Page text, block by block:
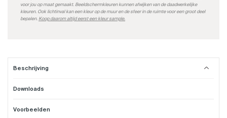
voor jou op maat gemaakt. Beeldschermkleuren kunnen afwijken van de daadwerkelijke
kleuren. Ook lichtinval kan een kleur op de muur en de sfeer in de ruimte voor een groot deel
bepalen. Koop daarom altijd eerst een kleur sample.
Beschrijving
Downloads
Voorbeelden
Beton Cire voor op je meubel
DitBeton Ciré meubel systeem